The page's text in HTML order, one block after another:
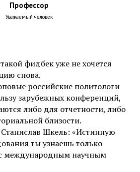
Профессор
Уважаемый человек
фидбек уже не хочется
снова.
российские политологи
зарубежных конференций,
либо для отчетности, либо
близости.
Станислав Шкель: «Истинную
ты узнаешь только
с международным научным